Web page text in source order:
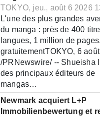
TOKYO, jeu., août 6 2026
L'une des plus grandes
du manga : près de 400
langues, 1 million de pages,
gratuitementTOKYO, 6
/PRNewswire/ -- Shueisha
des principaux éditeurs de
mangas…
Newmark acquiert L+P
Immobilienbewertung et